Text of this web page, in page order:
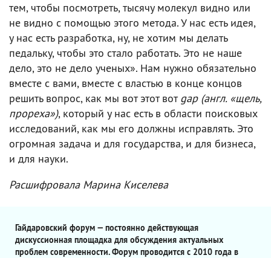
тем, чтобы посмотреть, тысячу молекул видно или
не видно с помощью этого метода. У нас есть идея,
у нас есть разработка, ну, не хотим мы делать
педальку, чтобы это стало работать. Это не наше
дело, это не дело ученых». Нам нужно обязательно
вместе с вами, вместе с властью в конце концов
решить вопрос, как мы вот этот вотgap (англ. «щель,
прореха»), который у нас есть в области поисковых
исследований, как мы его должны исправлять. Это
огромная задача и для государства, и для бизнеса,
и для науки.
Расшифровала Марина Киселева
Гайдаровский форум — постоянно действующая
дискуссионная площадка для обсуждения актуальных
проблем современности. Форум проводится с 2010 года в